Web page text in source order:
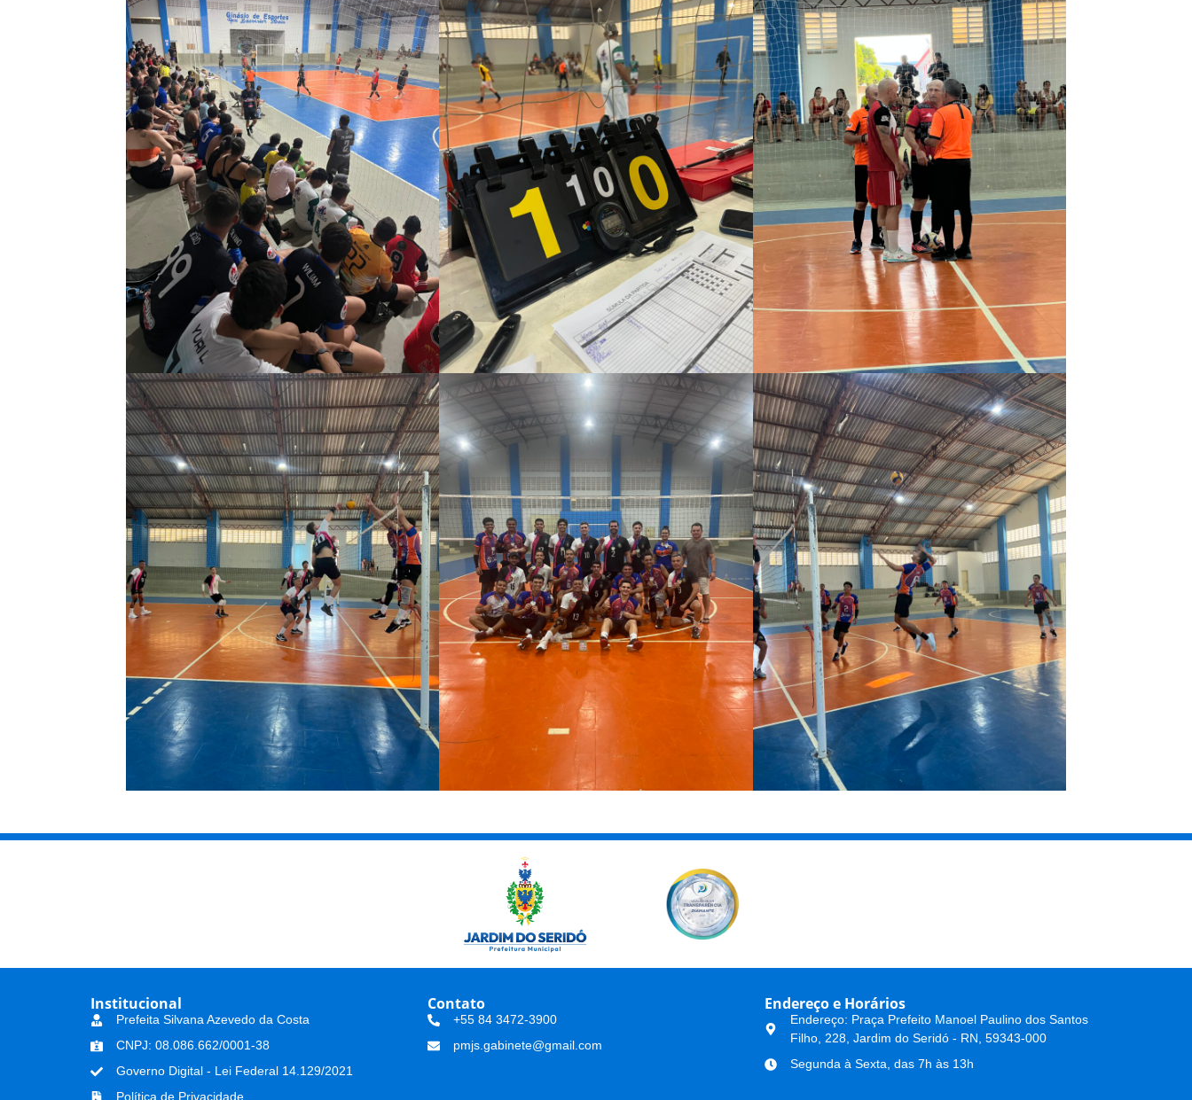
Institucional
Prefeita Silvana Azevedo da Costa
CNPJ: 08.086.662/0001-38
Governo Digital - Lei Federal 14.129/2021
Política de Privacidade
Contato
+55 84 3472-3900
pmjs.gabinete@gmail.com
Endereço e Horários
Endereço: Praça Prefeito Manoel Paulino dos Santos
Filho, 228, Jardim do Seridó - RN, 59343-000
Segunda à Sexta, das 7h às 13h